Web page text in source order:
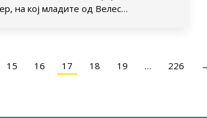
на кој младите од Велес…
15 16 17 18 19 … 226